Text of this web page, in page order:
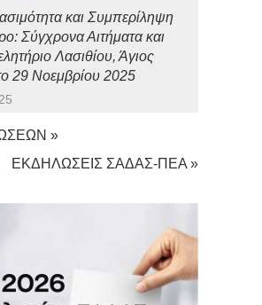
και Συμπερίληψη
Σύγχρονα Αιτήματα και
Λασιθίου, Άγιος
29 Νοεμβρίου 2025
»
ΕΚΔΗΛΩΣΕΙΣ ΣΑΔΑΣ-ΠΕΑ »